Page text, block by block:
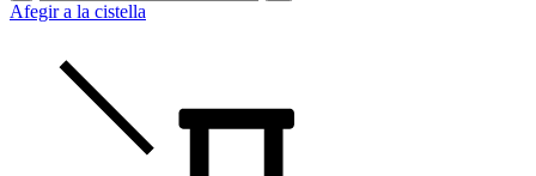
Afegir a la cistella